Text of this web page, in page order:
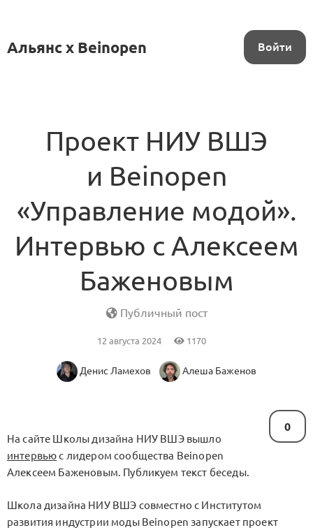
Альянс x Beinopen Войти
Проект НИУ ВШЭ
и Beinopen
«Управление модой».
Интервью с Алексеем
Баженовым
Публичный пост
12 августа 2024 1170
Денис Ламехов Алеша Баженов
0
На сайте Школы дизайна НИУ ВШЭ вышло
интервьюс лидером сообщества Beinopen
Алексеем Баженовым. Публикуем текст беседы.
Школа дизайна НИУ ВШЭ совместно с Институтом
развития индустрии моды Beinopen запускает проект